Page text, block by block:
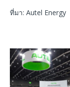
ที่มา: Autel Energy